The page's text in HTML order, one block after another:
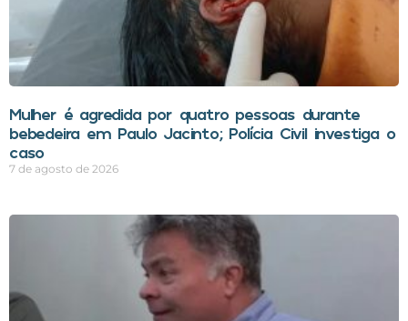
Mulher é agredida por quatro pessoas durante
bebedeira em Paulo Jacinto; Polícia Civil investiga o
caso
7 de agosto de 2026